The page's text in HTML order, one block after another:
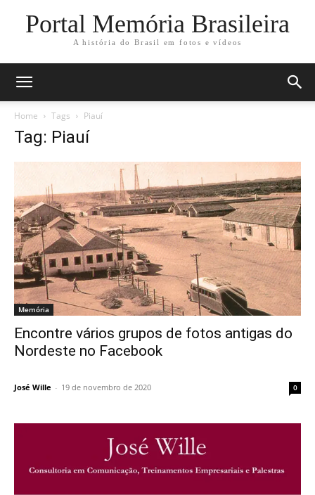
Portal Memória Brasileira
A história do Brasil em fotos e vídeos
Home Tags Piauí
Tag: Piauí
Memória
Encontre vários grupos de fotos antigas do
Nordeste no Facebook
José Wille - 19 de novembro de 2020 0